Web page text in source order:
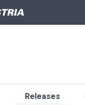
Releases